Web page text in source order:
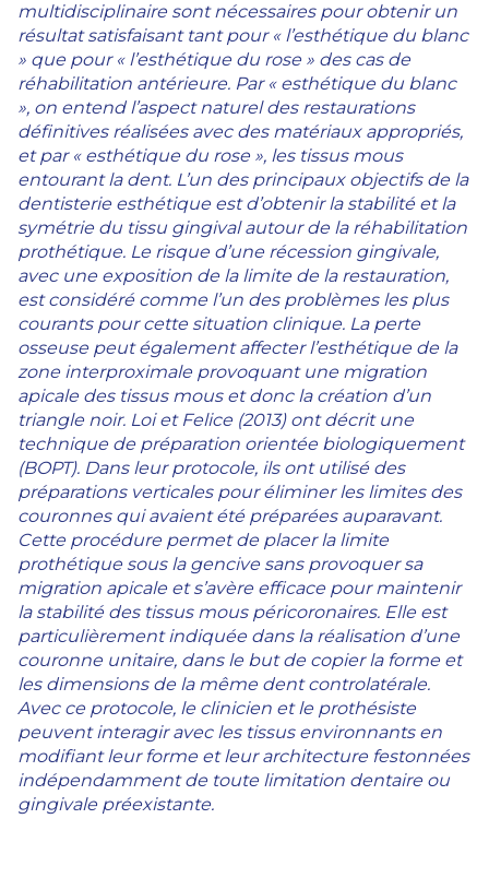
multidisciplinaire sont nécessaires pour obtenir un
résultat satisfaisant tant pour « l’esthétique du blanc
» que pour « l’esthétique du rose » des cas de
réhabilitation antérieure. Par « esthétique du blanc
», on entend l’aspect naturel des restaurations
définitives réalisées avec des matériaux appropriés,
et par « esthétique du rose », les tissus mous
entourant la dent. L’un des principaux objectifs de la
dentisterie esthétique est d’obtenir la stabilité et la
symétrie du tissu gingival autour de la réhabilitation
prothétique. Le risque d’une récession gingivale,
avec une exposition de la limite de la restauration,
est considéré comme l’un des problèmes les plus
courants pour cette situation clinique. La perte
osseuse peut également affecter l’esthétique de la
zone interproximale provoquant une migration
apicale des tissus mous et donc la création d’un
triangle noir. Loi et Felice (2013) ont décrit une
technique de préparation orientée biologiquement
(BOPT). Dans leur protocole, ils ont utilisé des
préparations verticales pour éliminer les limites des
couronnes qui avaient été préparées auparavant.
Cette procédure permet de placer la limite
prothétique sous la gencive sans provoquer sa
migration apicale et s’avère efficace pour maintenir
la stabilité des tissus mous péricoronaires. Elle est
particulièrement indiquée dans la réalisation d’une
couronne unitaire, dans le but de copier la forme et
les dimensions de la même dent controlatérale.
Avec ce protocole, le clinicien et le prothésiste
peuvent interagir avec les tissus environnants en
modifiant leur forme et leur architecture festonnées
indépendamment de toute limitation dentaire ou
gingivale préexistante.